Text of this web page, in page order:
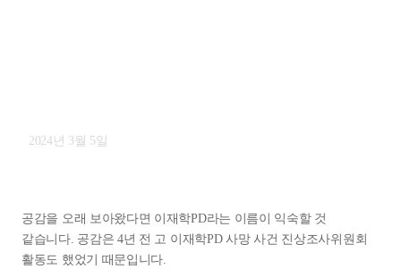
2024년 3월 5일
공감을 오래 보아왔다면 이재학PD라는 이름이 익숙할 것
같습니다. 공감은 4년 전 고 이재학PD 사망 사건 진상조사위원회
활동도 했었기 때문입니다.